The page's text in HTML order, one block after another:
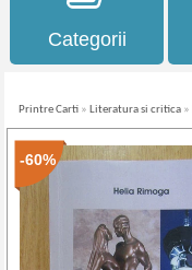
Categorii
Printre Carti » Literatura si critica »
-60%